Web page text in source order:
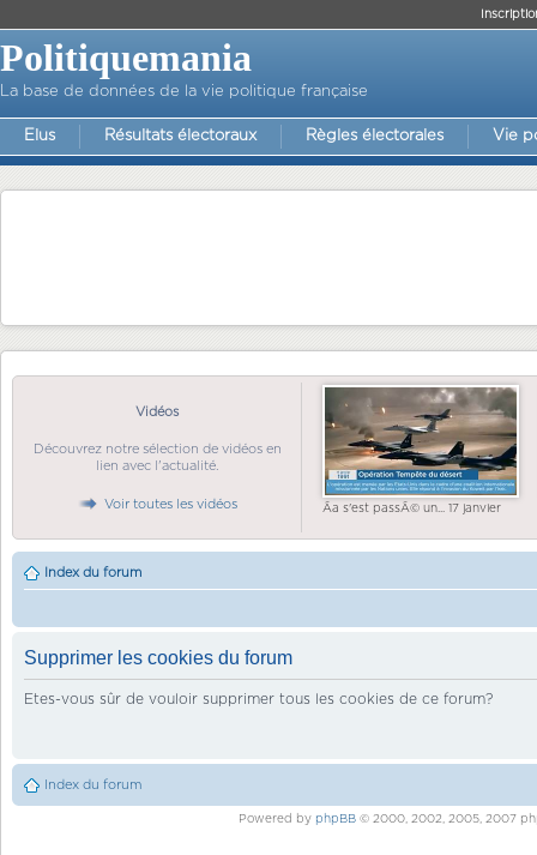
Politiquemania
La base de données de la vie politique française
Elus Résultats électoraux Règles électorales Vie
Vidéos
Découvrez notre sélection de vidéos en
lien avec l'actualité.
Voir toutes les vidéos Ãa s'est passÃ© un... 17 janvier
Index du forum
Supprimer les cookies du forum
Etes-vous sûr de vouloir supprimer tous les cookies de ce forum?
Index du forum
Powered by phpBB© 2000, 2002, 2005, 2007